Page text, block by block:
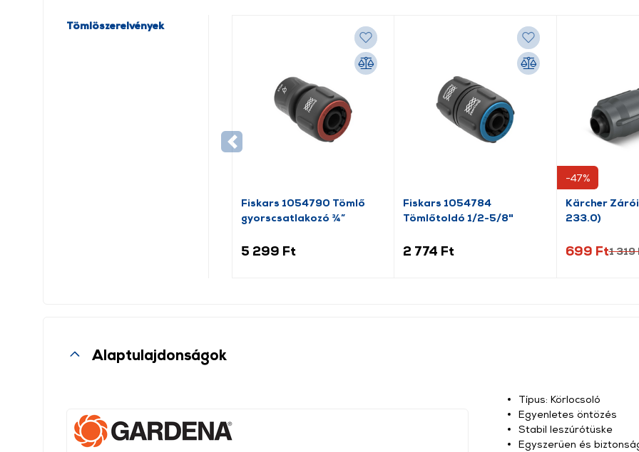
Tömlöszerelvények
Fiskars 1054790 Tömlő
gyorscsatlakozó ¾”
5 299 Ft
Fiskars 1054784
Tömlőtoldó 1/2-5/8"
2 774 Ft
-47%
Kärcher
233.0)
699 Ft1 319
Alaptulajdonságok
Típus: Körlocsoló
Egyenletes öntözés
Stabil leszúrótüske
Egyszerűen és